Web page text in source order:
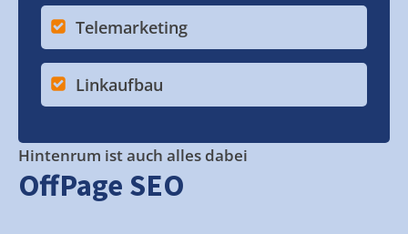
Telemarketing
Linkaufbau
Hintenrum ist auch alles dabei
OffPage SEO